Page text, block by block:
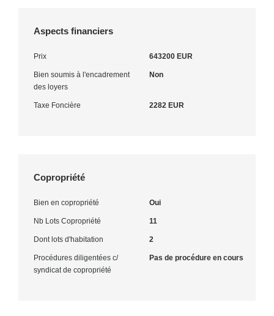
Aspects financiers
Prix 643200 EUR
Bien soumis à l'encadrement
des loyers
Non
Taxe Foncière 2282 EUR
Copropriété
Bien en copropriété Oui
Nb Lots Copropriété 11
Dont lots d'habitation 2
Procédures diligentées c/
syndicat de copropriété
Pas de procédure en cours